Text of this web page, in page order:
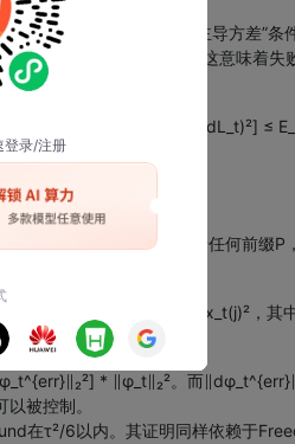
于一个满足上述“负漂移主导方差”
指数项δξ = Ω(log n)。这意味着失
-施瓦茨不等式得到E_t[(dL_t)²] ≤
多的方差上界。
命题3.6告诉我们，对于任何前缀
- β_err * Σ_{j ∈ Error_t} x_t(j)²，其
* ∥φ_t∥₂²。而
被控制。
τ²/6以内。其证明同样依赖于